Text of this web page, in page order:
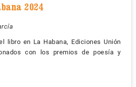
2024
libro en La Habana, Ediciones Unión
con los premios de poesía y